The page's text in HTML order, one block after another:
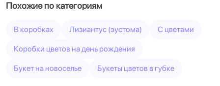
Похожие по категориям
В коробках Лизиантус (эустома) С цветами
Коробки цветов на день рождения
Букет на новоселье Букеты цветов в губке